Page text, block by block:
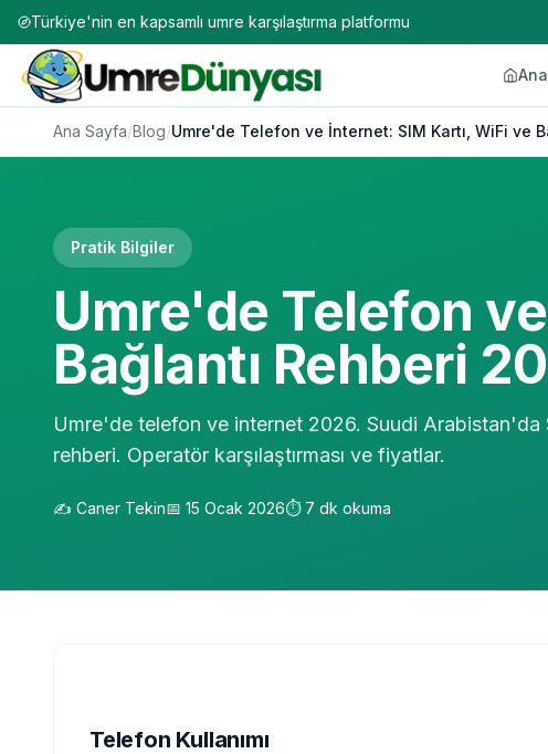
Türkiye'nin en kapsamlı umre karşılaştırma platformu
Ana Sayfa/Blog/Umre'de Telefon ve İnternet: SIM Kartı, WiFi ve
Pratik Bilgiler
Umre'de Telefon
Bağlantı Rehberi
Umre'de telefon ve internet 2026. Suudi Arabistan'da
rehberi. Operatör karşılaştırması ve fiyatlar.
✍️ Caner Tekin📅 15 Ocak 2026⏱️ 7 dk okuma
Telefon Kullanımı